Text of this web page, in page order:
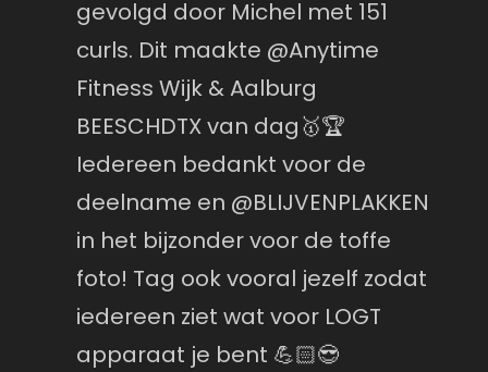
gevolgd door Michel met 151
curls. Dit maakte @Anytime
Fitness Wijk & Aalburg
BEESCHDTX van dag🥇🏆
Iedereen bedankt voor de
deelname en @BLIJVENPLAKKEN
in het bijzonder voor de toffe
foto! Tag ook vooral jezelf zodat
iedereen ziet wat voor LOGT
apparaat je bent 💪🏻😎